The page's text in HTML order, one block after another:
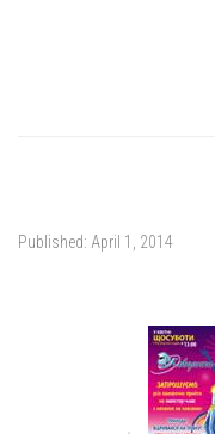
Published: April 1, 2014